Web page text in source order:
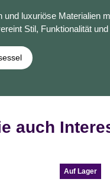
und luxuriöse Materialien
Stil, Funktionalität
auch
Auf Lager